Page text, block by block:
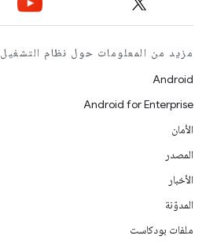
مزيد من المعلومات حول نظام التشغيل ANDROID
Android
Android for Enterprise
الأمان
المصدر
الأخبار
المدوّنة
ملفات بودكاست